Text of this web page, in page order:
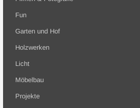
Fun
Garten und Hof
Holzwerken
Licht
Möbelbau
Projekte